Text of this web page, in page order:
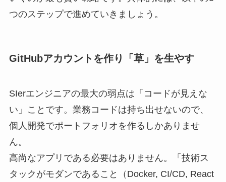
つのステップで進めていきましょう。
GitHubアカウントを作り「草」を生やす
SIerエンジニアの最大の弱点は「コードが見えな
い」ことです。業務コードは持ち出せないので、
個人開発でポートフォリオを作るしかありませ
ん。
高尚なアプリである必要はありません。「技術ス
タックがモダンであること（Docker, CI/CD, React